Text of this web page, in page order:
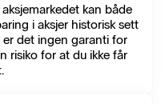
kan både
i aksjer historisk sett
det ingen garanti for
risiko for at du ikke får